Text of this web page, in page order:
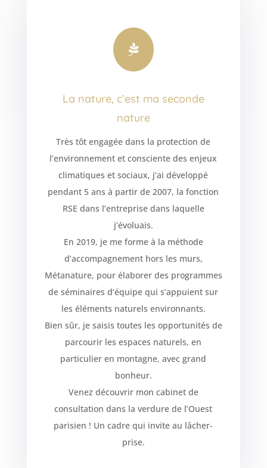

La nature, c’est ma seconde
nature
Très tôt engagée dans la protection de
l’environnement et consciente des enjeux
climatiques et sociaux, j’ai développé
pendant 5 ans à partir de 2007, la fonction
RSE dans l’entreprise dans laquelle
j’évoluais.
En 2019, je me forme à la méthode
d’accompagnement hors les murs,
Métanature, pour élaborer des programmes
de séminaires d’équipe qui s’appuient sur
les éléments naturels environnants.
Bien sûr, je saisis toutes les opportunités de
parcourir les espaces naturels, en
particulier en montagne, avec grand
bonheur.
Venez découvrir mon cabinet de
consultation dans la verdure de l’Ouest
parisien ! Un cadre qui invite au lâcher-
prise.